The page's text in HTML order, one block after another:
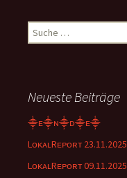
Suche
nach:
Neueste Beiträge
⸎ᴇ⸎ɴ⸎ᴅ⸎ᴇ⸎
LᴏᴋᴀʟRᴇᴘᴏʀᴛ 23.11.2025
LᴏᴋᴀʟRᴇᴘᴏʀᴛ 09.11.2025